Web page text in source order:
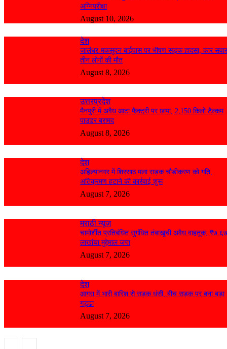
अग्निपरीक्षा
August 10, 2026
देश
जालंधर-मकसूदन बाईपास पर भीषण सड़क हादसा, कार
तीन लोगों की मौत
August 8, 2026
उत्तरप्रदेश
मैनपुरी में अवैध आटा फैक्ट्री पर छापा, 2,150 किलो टैल्कम
पाउडर बरामद
August 8, 2026
देश
अहिल्यानगर में शिरसाठ मला सड़क चौड़ीकरण को गति,
अतिक्रमण हटाने की कार्रवाई शुरू
August 7, 2026
मराठी न्यूज़
चामोर्शीत प्रतिबंधित सुगंधित तंबाखूची अवैध वाहतूक;
लाखांचा मुद्देमाल जप्त
August 7, 2026
देश
आगरा में भारी बारिश से सड़क धंसी, बीच सड़क पर बना बड़ा
गड्ढा
August 7, 2026